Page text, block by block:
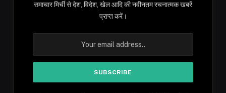
समाचार मिर्ची से देश, विदेश, खेल आदि की नवीनतम रचनात्मक खबरें
प्राप्त करें।